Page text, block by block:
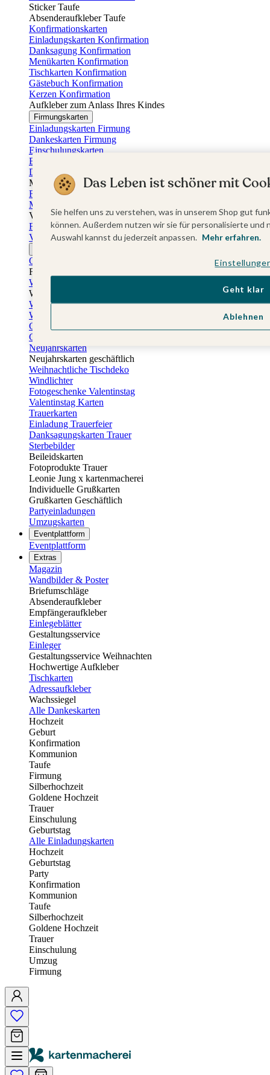
Sticker Taufe
Absenderaufkleber Taufe
Konfirmationskarten
Einladungskarten Konfirmation
Danksagung Konfirmation
Menükarten Konfirmation
Tischkarten Konfirmation
Gästebuch Konfirmation
Kerzen Konfirmation
Aufkleber zum Anlass Ihres Kindes
Firmungskarten
Einladungskarten Firmung
Dankeskarten Firmung
Einschulungskarten
Einladungskarten Einschulung
Danksagung Einschulung
Muttertag
Fotogeschenke Muttertag
Muttertagskarten
Vatertag
Fotogeschenke Vatertag
Vatertagskarten
Osterkarten
Fotogeschenke zu Ostern
Weihnachtskarten
Weihnachtskarten selbst gestalten
Weihnachtskarten geschäftlich
Weihnachtsfeier Einladungen
Geschenkaufkleber Weihnachten
Geschenkanhänger Weihnachten
Neujahrskarten
Neujahrskarten geschäftlich
Weihnachtliche Tischdeko
Windlichter
Fotogeschenke Valentinstag
Valentinstag Karten
Trauerkarten
Einladung Trauerfeier
Danksagungskarten Trauer
Sterbebilder
Beileidskarten
Fotoprodukte Trauer
Leonie Jung x kartenmacherei
Individuelle Grußkarten
Grußkarten Geschäftlich
Partyeinladungen
Umzugskarten
Eventplattform
Eventplattform
Extras
Magazin
Wandbilder & Poster
Briefumschläge
Absenderaufkleber
Empfängeraufkleber
Einlegeblätter
Gestaltungsservice
Einleger
Gestaltungsservice Weihnachten
Hochwertige Aufkleber
Tischkarten
Adressaufkleber
Wachssiegel
Alle Dankeskarten
Hochzeit
Geburt
Konfirmation
Kommunion
Taufe
Firmung
Silberhochzeit
Goldene Hochzeit
Trauer
Einschulung
Geburtstag
Alle Einladungskarten
Hochzeit
Geburtstag
Party
Konfirmation
Kommunion
Taufe
Silberhochzeit
Goldene Hochzeit
Trauer
Einschulung
Umzug
Firmung
Das Leben ist schöner mit
Sie helfen uns zu verstehen, was in unserem Shop gut
können. Außerdem nutzen wir sie für personalisierte
Auswahl kannst du jederzeit anpassen. Mehr erfahren.
Ablehnen
Geht klar